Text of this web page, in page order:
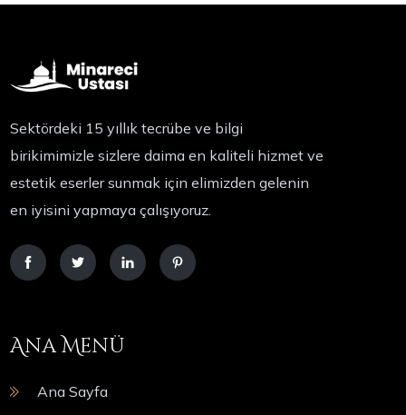
Sektördeki 15 yıllık tecrübe ve bilgi
birikimimizle sizlere daima en kaliteli hizmet ve
estetik eserler sunmak için elimizden gelenin
en iyisini yapmaya çalışıyoruz.
Ana Menü
Ana Sayfa